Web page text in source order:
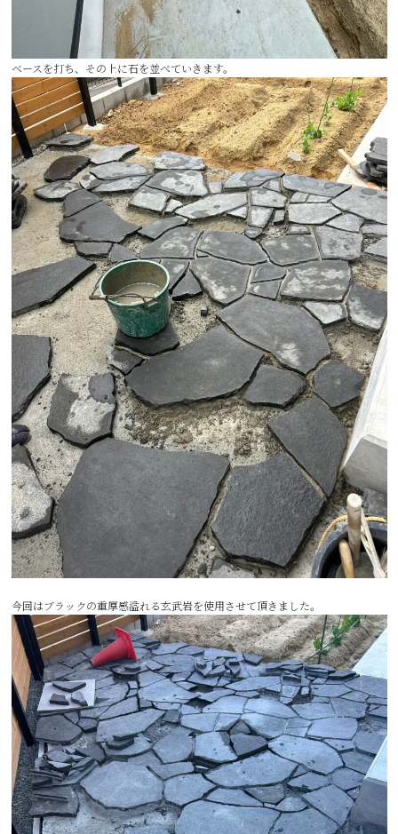
ベースを打ち、その上に石を並べていきます。
今回はブラックの重厚感溢れる玄武岩を使用させて頂きました。